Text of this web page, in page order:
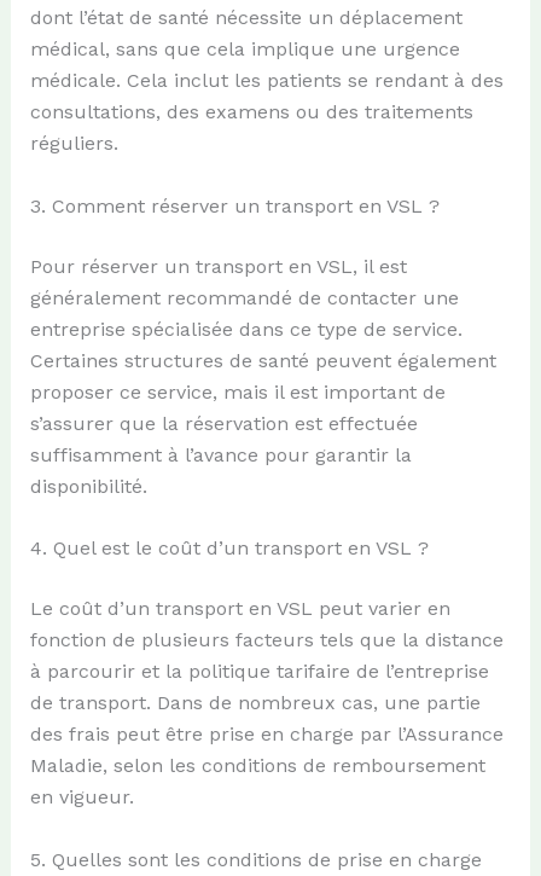
dont l’état de santé nécessite un déplacement
médical, sans que cela implique une urgence
médicale. Cela inclut les patients se rendant à des
consultations, des examens ou des traitements
réguliers.
3. Comment réserver un transport en VSL ?
Pour réserver un transport en VSL, il est
généralement recommandé de contacter une
entreprise spécialisée dans ce type de service.
Certaines structures de santé peuvent également
proposer ce service, mais il est important de
s’assurer que la réservation est effectuée
suffisamment à l’avance pour garantir la
disponibilité.
4. Quel est le coût d’un transport en VSL ?
Le coût d’un transport en VSL peut varier en
fonction de plusieurs facteurs tels que la distance
à parcourir et la politique tarifaire de l’entreprise
de transport. Dans de nombreux cas, une partie
des frais peut être prise en charge par l’Assurance
Maladie, selon les conditions de remboursement
en vigueur.
5. Quelles sont les conditions de prise en charge